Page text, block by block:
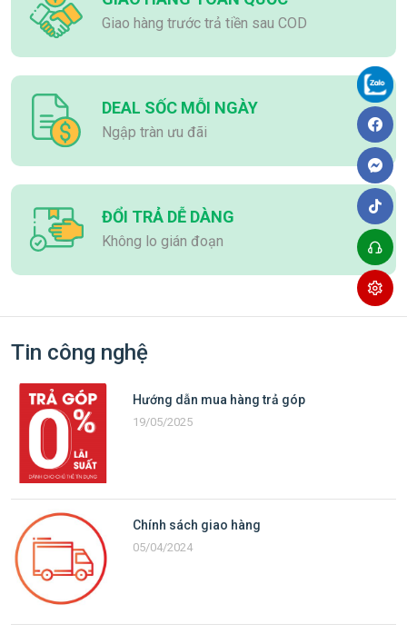
Giao hàng trước trả tiền sau COD
DEAL SỐC MỖI NGÀY
Ngập tràn ưu đãi
ĐỔI TRẢ DỄ DÀNG
Không lo gián đoạn
Tin công nghệ
Hướng dẫn mua hàng trả góp
19/05/2025
Chính sách giao hàng
05/04/2024